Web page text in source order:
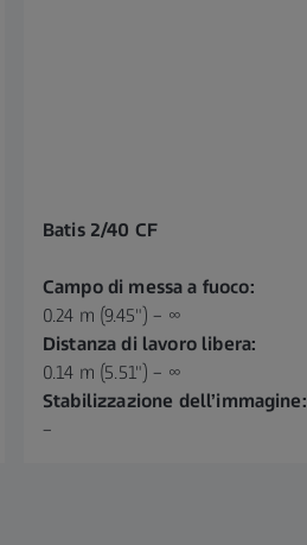
Batis 2/40 CF
Campo di messa a fuoco:
0.24 m (9.45") – ∞
Distanza di lavoro libera:
0.14 m (5.51") – ∞
Stabilizzazione dell’immagine:
–